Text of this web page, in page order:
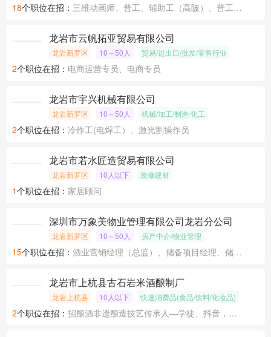
4个职位在招： 宝妈客服岗+双休+五险、客服专员+双休+一天5.5小时+五险、信用卡分期专员+大小周+五险
龙岩市好工作人才服务有限公司（委托招聘）
龙岩新罗区 10～50人 综合性行业
18个职位在招：
龙岩市云帆拓亚贸易有限公司
龙岩新罗区 10～50人 贸易/进出口/批发/零售行业
2个职位在招： 电商运营专员、电商专员
龙岩市宇兴机械有限公司
龙岩新罗区 10～50人 机械/加工/制造/化工
2个职位在招： 冷作工(电焊工）、激光割操作员
龙岩市若水匠造贸易有限公司
龙岩新罗区 10人以下 装修建材
1个职位在招： 家居顾问
深圳市万象美物业管理有限公司龙岩分公司
龙岩新罗区 10～50人 房产中介/物业管理
15个职位在招： 酒业营销经理（总监）、储备项目经理、储备项目经理